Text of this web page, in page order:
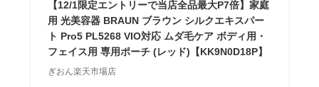
【12/1限定エントリーで当店全品最大P7倍】家庭
用 光美容器 BRAUN ブラウン シルクエキスパー
ト Pro5 PL5268 VIO対応 ムダ毛ケア ボディ用・
フェイス用 専用ポーチ (レッド)【KK9N0D18P】
ぎおん楽天市場店